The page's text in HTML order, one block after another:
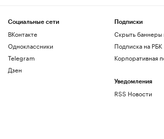
Социальные сети
ВКонтакте
Одноклассники
Telegram
Дзен
Подписки
Скрыть баннеры
Подписка на РБК
Корпоративная
Уведомления
RSS Новости